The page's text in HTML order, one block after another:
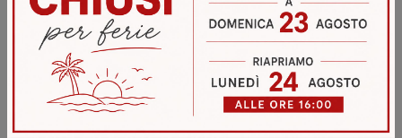
VEDI DI PIÙ